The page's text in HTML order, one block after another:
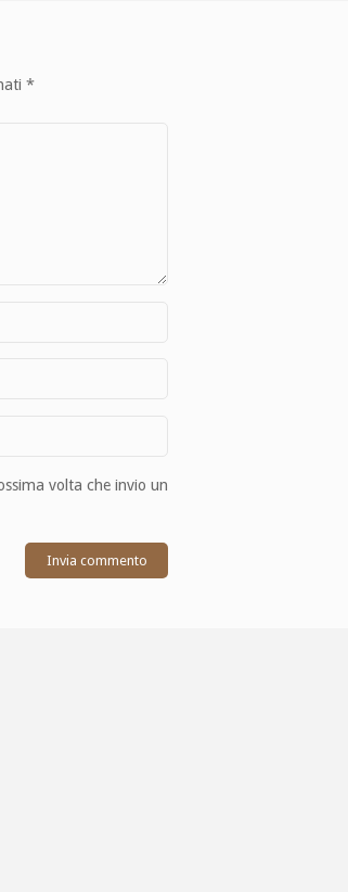
*
volta che invio un